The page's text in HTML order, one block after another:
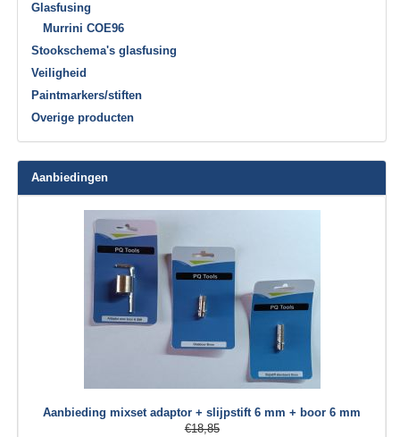
Glasfusing
Murrini COE96
Stookschema's glasfusing
Veiligheid
Paintmarkers/stiften
Overige producten
Aanbiedingen
Aanbieding mixset adaptor + slijpstift 6 mm + boor 6 mm
€18,85